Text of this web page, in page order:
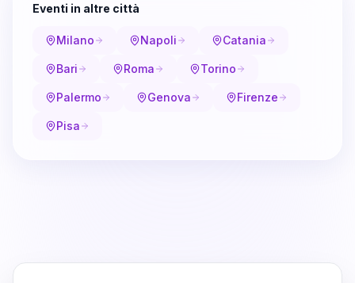
Eventi in altre città
Milano Napoli Catania
Bari Roma Torino
Palermo Genova Firenze
Pisa